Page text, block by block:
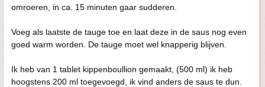
omroeren, in ca. 15 minuten gaar sudderen.
Voeg als laatste de tauge toe en laat deze in de saus nog even
goed warm worden. De tauge moet wel knapperig blijven.
Ik heb van 1 tablet kippenboullion gemaakt, (500 ml) ik heb
hoogstens 200 ml toegevoegd, ik vind anders de saus te dun.